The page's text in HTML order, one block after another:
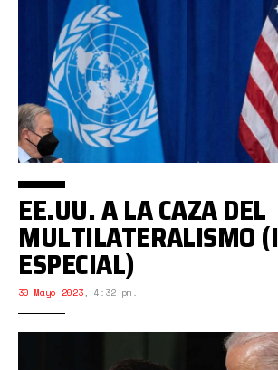
EE.UU. A LA CAZA DEL
MULTILATERALISMO
ESPECIAL)
30 Mayo 2023, 4:32 pm.